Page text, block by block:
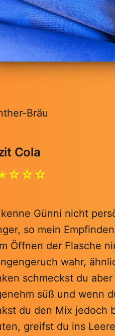
Bräu
Cola
Günni nicht
so mein
Öffnen der Flasche
wahr,
schmeckst du
süß und wenn
du den Mix jedoch
greifst du ins